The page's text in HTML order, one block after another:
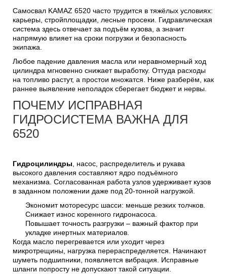
Самосвал KAMAZ 6520 часто трудится в тяжёлых условиях:
карьеры, стройплощадки, лесные просеки. Гидравлическая
система здесь отвечает за подъём кузова, а значит
напрямую влияет на сроки погрузки и безопасность
экипажа.
Любое падение давления масла или неравномерный ход
цилиндра мгновенно снижает выработку. Оттуда расходы
на топливо растут, а простои множатся. Ниже разберём, как
раннее выявление неполадок сберегает бюджет и нервы.
ПОЧЕМУ ИСПРАВНАЯ
ГИДРОСИСТЕМА ВАЖНА ДЛЯ
6520
Гидроцилиндры, насос, распределитель и рукава
высокого давления составляют ядро подъёмного
механизма. Согласованная работа узлов удерживает кузов
в заданном положении даже под 20-тонной нагрузкой.
Экономит моторесурс шасси: меньше резких толчков.
Снижает износ коренного гидронасоса.
Повышает точность разгрузки – важный фактор при
укладке инертных материалов.
Когда масло перегревается или уходит через
микротрещины, нагрузка перераспределяется. Начинают
шуметь подшипники, появляется вибрация. Исправные
шланги попросту не допускают такой ситуации.